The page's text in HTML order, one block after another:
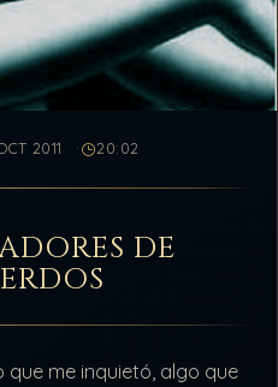
2011 20:02
DE
me inquietó, algo que